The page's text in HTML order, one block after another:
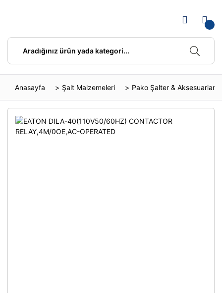
Anasayfa Şalt Malzemeleri Pako Şalter & Aksesuarları